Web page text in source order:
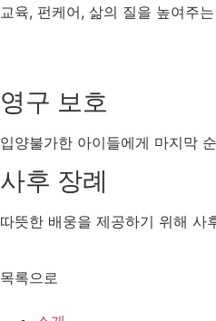
교육, 펀케어, 삶의 질을 높여주
영구 보호
입양불가한 아이들에게 마지막
사후 장례
따뜻한 배웅을 제공하기 위해 사
목록으로